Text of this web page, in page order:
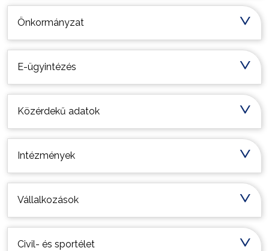
Önkormányzat
E-ügyintézés
Közérdekű adatok
Intézmények
Vállalkozások
Civil- és sportélet